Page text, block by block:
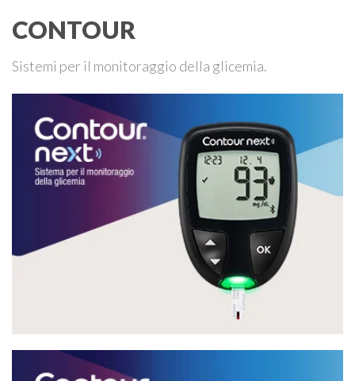
CONTOUR
Sistemi per il monitoraggio della glicemia.